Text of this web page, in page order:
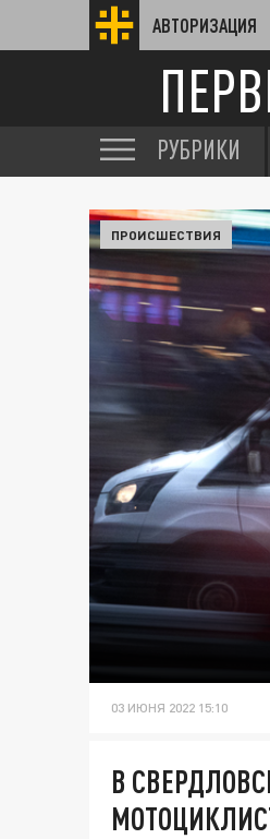
АВТОРИЗАЦИЯ
РУБРИКИ
ПРОИСШЕСТВИЯ
03 ИЮНЯ 2022 15:10
В